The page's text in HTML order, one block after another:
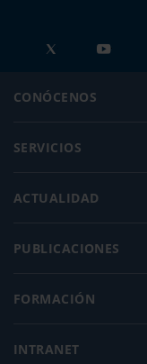
CONÓCENOS
SERVICIOS
ACTUALIDAD
PUBLICACIONES
FORMACIÓN
INTRANET